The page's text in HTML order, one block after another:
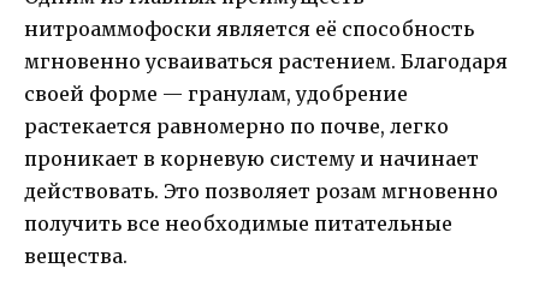
нитроаммофоски является её способность
мгновенно усваиваться растением. Благодаря
своей форме — гранулам, удобрение
растекается равномерно по почве, легко
проникает в корневую систему и начинает
действовать. Это позволяет розам мгновенно
получить все необходимые питательные
вещества.